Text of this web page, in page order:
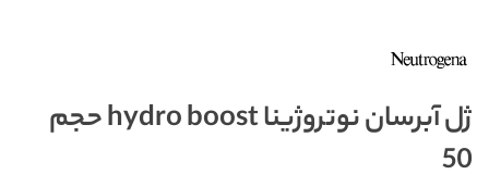
ژل آبرسان نوتروژینا hydro boost حجم
50